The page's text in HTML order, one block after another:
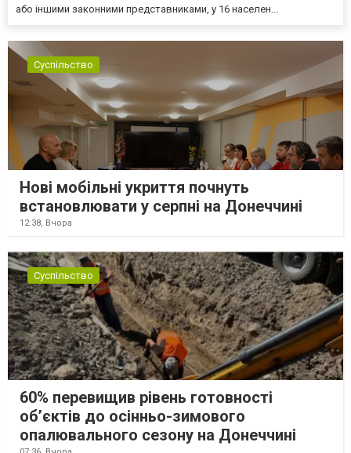
або іншими законними представниками, у 16 населен...
Суспільство
Нові мобільні укриття почнуть
встановлювати у серпні на Донеччині
12:38, Вчора
Суспільство
60% перевищив рівень готовності
об’єктів до осінньо-зимового
опалювального сезону на Донеччині